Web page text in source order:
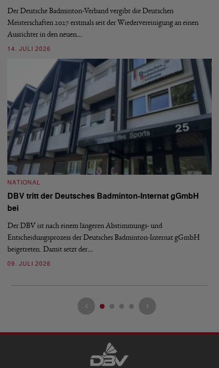
Der Deutsche Badminton-Verband vergibt die Deutschen
Meisterschaften 2027 erstmals seit der Wiedervereinigung an einen
Ausrichter in den neuen…
14. JULI 2026
NATIONAL
DBV tritt der Deutsches Badminton-Internat gGmbH
bei
Der DBV ist nach einem längeren Abstimmungs- und
Entscheidungsprozess der Deutsches Badminton-Internat gGmbH
beigetreten. Damit setzt der…
09. JULI 2026